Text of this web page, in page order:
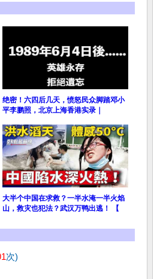
绝密！六四后几天，愤怒民众脚踏邓小
平李鹏照，北京上海香港实录｜
大半个中国在求救？一半水淹一半火焰
山，救灾也犯法？武汉万鸭出逃！ 【
次)